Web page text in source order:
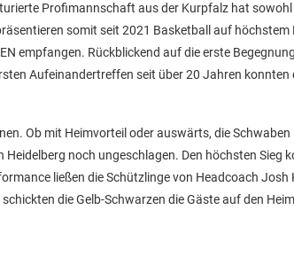
Profimannschaft aus der Kurpfalz hat sowohl
somit seit 2021 Basketball auf höchstem
empfangen. Rückblickend auf die erste
Aufeinandertreffen seit über 20 Jahren konnten
Ob mit Heimvorteil oder auswärts, die Schwaben
noch ungeschlagen. Den höchsten Sieg
ließen die Schützlinge von Headcoach Josh
die Gelb-Schwarzen die Gäste auf den